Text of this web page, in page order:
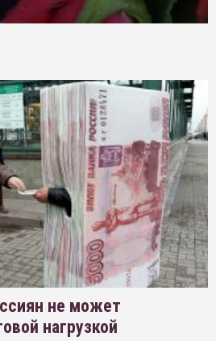
не может
нагрузкой